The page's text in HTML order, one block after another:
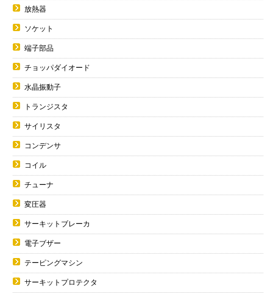
放熱器
ソケット
端子部品
チョッパダイオード
水晶振動子
トランジスタ
サイリスタ
コンデンサ
コイル
チューナ
変圧器
サーキットブレーカ
電子ブザー
テーピングマシン
サーキットプロテクタ